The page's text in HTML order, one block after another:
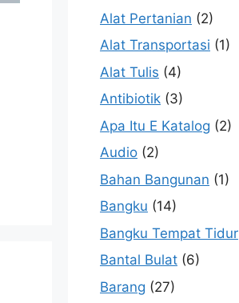
Alat Pertanian (2)
Alat Transportasi (1)
Alat Tulis (4)
Antibiotik (3)
Apa Itu E Katalog (2)
Audio (2)
Bahan Bangunan (1)
Bangku (14)
Bangku Tempat Tidur
Bantal Bulat (6)
Barang (27)